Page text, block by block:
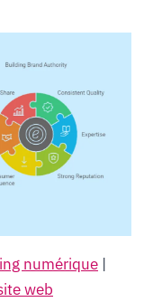
numérique |
web